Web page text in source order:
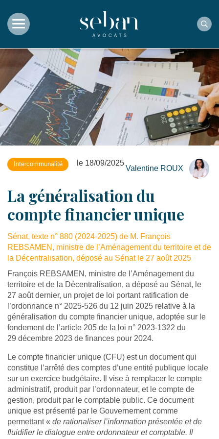
Intercommunalité le 18/09/2025
Valentine ROUX
La généralisation du
compte financier unique
Sénat, texte n° 880 (2024-2025) de M. François
REBSAMEN, ministre de l’Aménagement du territoire et de
la Décentralisation, déposé au Sénat le 27 août 2025
François REBSAMEN, ministre de l’Aménagement du
territoire et de la Décentralisation, a déposé au Sénat, le
27 août dernier, un projet de loi portant ratification de
l’ordonnance n° 2025-526 du 12 juin 2025 relative à la
généralisation du compte financier unique, adoptée sur le
fondement de l’article 205 de la loi n° 2023-1322 du
29 décembre 2023 de finances pour 2024.
Le compte financier unique (CFU) est un document qui
constitue l’arrêté des comptes d’une entité publique locale
sur un exercice budgétaire. Il vise à remplacer le compte
administratif, produit par l’ordonnateur, et le compte de
gestion, produit par le comptable public. Ce document
unique est présenté par le Gouvernement comme
permettant « de rationaliser l’information présentée et de
fluidifier le dialogue entre ordonnateur et comptable. Il